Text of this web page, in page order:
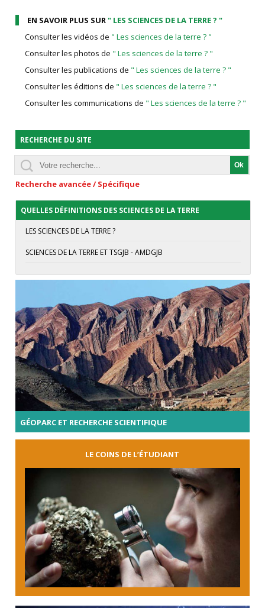
EN SAVOIR PLUS SUR" LES SCIENCES DE LA TERRE ? "
Consulter les vidéos de " Les sciences de la terre ? "
Consulter les photos de " Les sciences de la terre ? "
Consulter les publications de " Les sciences de la terre ? "
Consulter les éditions de " Les sciences de la terre ? "
Consulter les communications de " Les sciences de la terre ? "
RECHERCHE DU SITE
Recherche avancée / Spécifique
QUELLES DÉFINITIONS DES SCIENCES DE LA TERRE
LES SCIENCES DE LA TERRE ?
SCIENCES DE LA TERRE ET TSGJB - AMDGJB
GÉOPARC ET RECHERCHE SCIENTIFIQUE
LE COINS DE L’ÉTUDIANT